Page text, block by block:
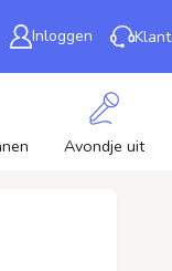
Inloggen
Avondje uit